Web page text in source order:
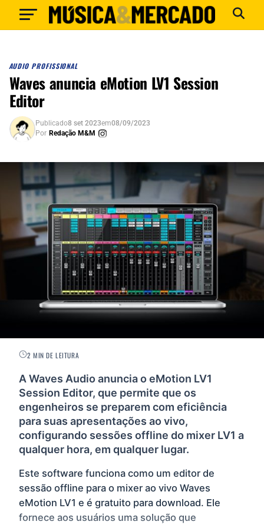
AUDIO PROFISSIONAL
Waves anuncia eMotion LV1 Session
Editor
Publicado8 set 2023em08/09/2023
Por Redação M&M
2 MIN DE LEITURA
A Waves Audio anuncia o eMotion LV1
Session Editor, que permite que os
engenheiros se preparem com eficiência
para suas apresentações ao vivo,
configurando sessões offline do mixer LV1 a
qualquer hora, em qualquer lugar.
Este software funciona como um editor de
sessão offline para o mixer ao vivo Waves
eMotion LV1 e é gratuito para download. Ele
fornece aos usuários uma solução que